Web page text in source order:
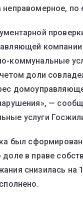
по
коммунальные
доли
—
услуги
был
доле в праве
снизилась на